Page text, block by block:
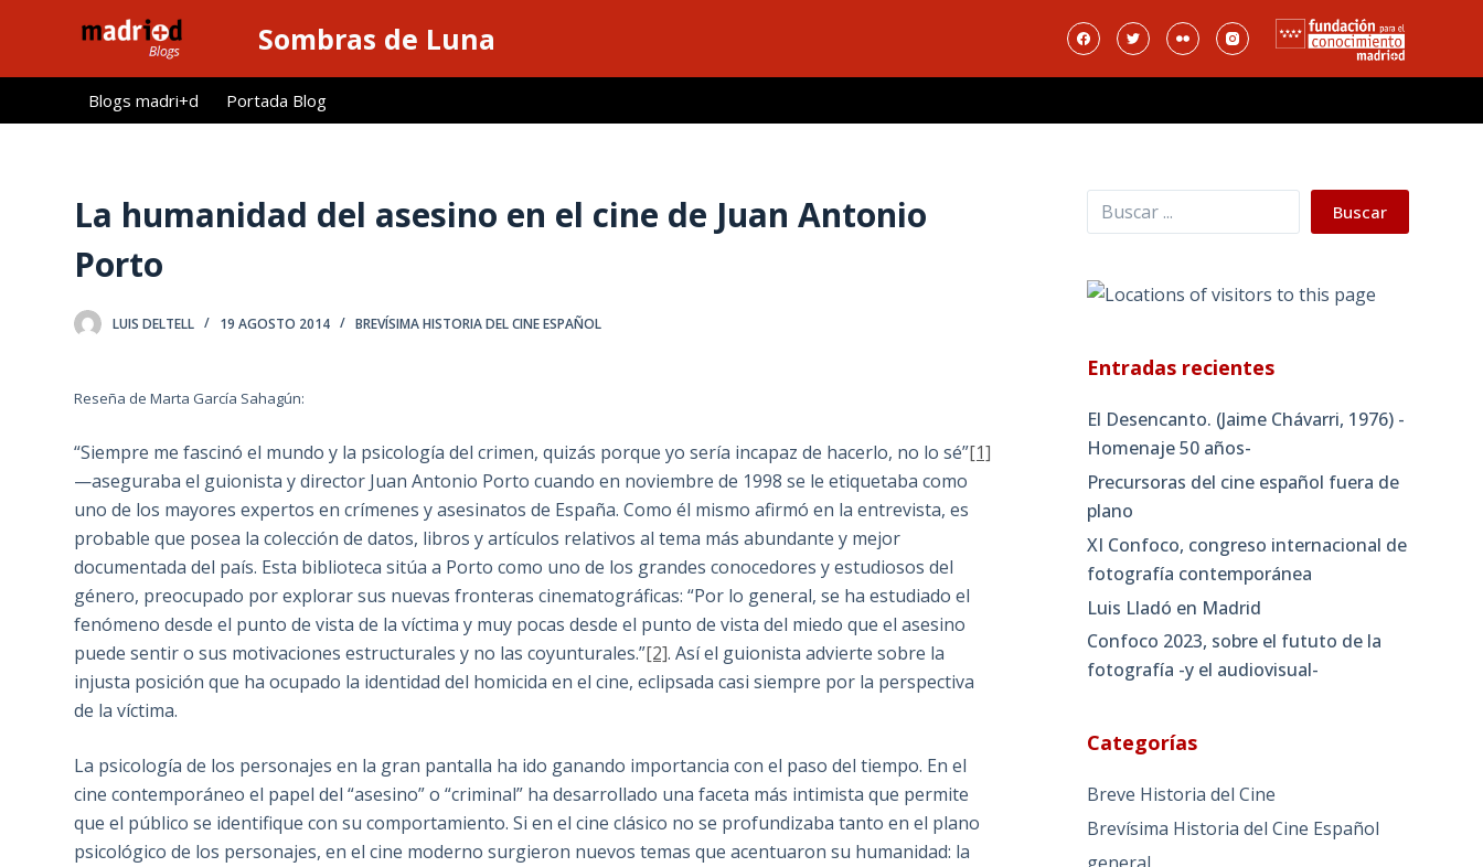
l
Sombras de Luna
Blogs madri+d Portada Blog
La humanidad del asesino en el cine de Juan Antonio
Porto
LUIS DELTELL 19 AGOSTO 2014 BREVÍSIMA HISTORIA DEL CINE ESPAÑOL
Reseña de Marta García Sahagún:
“Siempre me fascinó el mundo y la psicología del crimen, quizás porque yo sería incapaz de hacerlo, no lo sé”[1]
—aseguraba el guionista y director Juan Antonio Porto cuando en noviembre de 1998 se le etiquetaba como
uno de los mayores expertos en crímenes y asesinatos de España. Como él mismo afirmó en la entrevista, es
probable que posea la colección de datos, libros y artículos relativos al tema más abundante y mejor
documentada del país. Esta biblioteca sitúa a Porto como uno de los grandes conocedores y estudiosos del
género, preocupado por explorar sus nuevas fronteras cinematográficas: “Por lo general, se ha estudiado el
fenómeno desde el punto de vista de la víctima y muy pocas desde el punto de vista del miedo que el asesino
puede sentir o sus motivaciones estructurales y no las coyunturales.”[2]. Así el guionista advierte sobre la
injusta posición que ha ocupado la identidad del homicida en el cine, eclipsada casi siempre por la perspectiva
de la víctima.
La psicología de los personajes en la gran pantalla ha ido ganando importancia con el paso del tiempo. En el
cine contemporáneo el papel del “asesino” o “criminal” ha desarrollado una faceta más intimista que permite
que el público se identifique con su comportamiento. Si en el cine clásico no se profundizaba tanto en el plano
psicológico de los personajes, en el cine moderno surgieron nuevos temas que acentuaron su humanidad: la
Buscar Buscar
Entradas recientes
El Desencanto. (Jaime Chávarri, 1976) -
Homenaje 50 años-
Precursoras del cine español fuera de
plano
XI Confoco, congreso internacional de
fotografía contemporánea
Luis Lladó en Madrid
Confoco 2023, sobre el fututo de la
fotografía -y el audiovisual-
Categorías
Breve Historia del Cine
Brevísima Historia del Cine Español